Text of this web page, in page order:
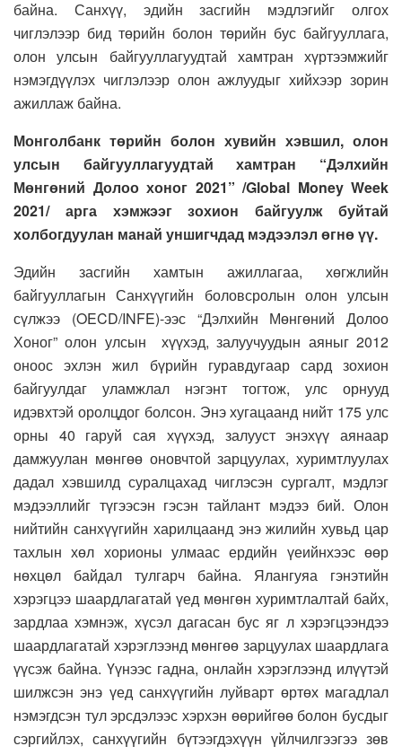
байна. Санхүү, эдийн засгийн мэдлэгийг олгох
чиглэлээр бид төрийн болон төрийн бус байгууллага,
олон улсын байгууллагуудтай хамтран хүртээмжийг
нэмэгдүүлэх чиглэлээр олон ажлуудыг хийхээр зорин
ажиллаж байна.
Монголбанк төрийн болон хувийн хэвшил, олон
улсын байгууллагуудтай хамтран “Дэлхийн
Мөнгөний Долоо хоног 2021” /Global Money Week
2021/ арга хэмжээг зохион байгуулж буйтай
холбогдуулан манай уншигчдад мэдээлэл өгнө үү.
Эдийн засгийн хамтын ажиллагаа, хөгжлийн
байгууллагын Санхүүгийн боловсролын олон улсын
сүлжээ (OECD/INFE)-ээс “Дэлхийн Мөнгөний Долоо
Хоног” олон улсын хүүхэд, залуучуудын аяныг 2012
оноос эхлэн жил бүрийн гуравдугаар сард зохион
байгуулдаг уламжлал нэгэнт тогтож, улс орнууд
идэвхтэй оролцдог болсон. Энэ хугацаанд нийт 175 улс
орны 40 гаруй сая хүүхэд, залууст энэхүү аянаар
дамжуулан мөнгөө оновчтой зарцуулах, хуримтлуулах
дадал хэвшилд суралцахад чиглэсэн сургалт, мэдлэг
мэдээллийг түгээсэн гэсэн тайлант мэдээ бий. Олон
нийтийн санхүүгийн харилцаанд энэ жилийн хувьд цар
тахлын хөл хорионы улмаас ердийн үеийнхээс өөр
нөхцөл байдал тулгарч байна. Ялангуяа гэнэтийн
хэрэгцээ шаардлагатай үед мөнгөн хуримтлалтай байх,
зардлаа хэмнэж, хүсэл дагасан бус яг л хэрэгцээндээ
шаардлагатай хэрэглээнд мөнгөө зарцуулах шаардлага
үүсэж байна. Үүнээс гадна, онлайн хэрэглээнд илүүтэй
шилжсэн энэ үед санхүүгийн луйварт өртөх магадлал
нэмэгдсэн тул эрсдэлээс хэрхэн өөрийгөө болон бусдыг
сэргийлэх, санхүүгийн бүтээгдэхүүн үйлчилгээгээ зөв